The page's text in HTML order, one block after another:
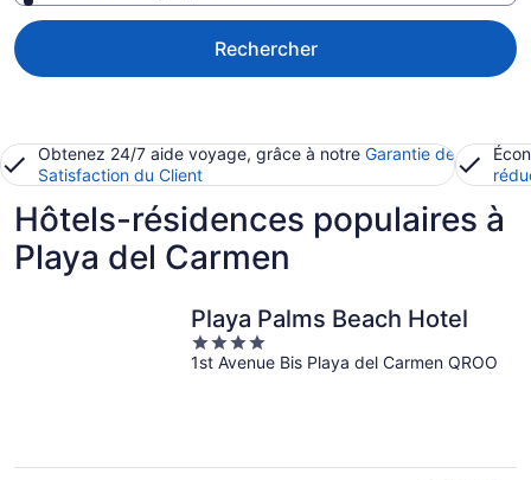
Rechercher
Obtenez 24/7 aide voyage, grâce à notre Garantie de
Satisfaction du Client
Hôtels-résidences populaires à
Playa del Carmen
Playa Palms Beach Hotel
4
out
1st Avenue Bis Playa del Carmen QROO